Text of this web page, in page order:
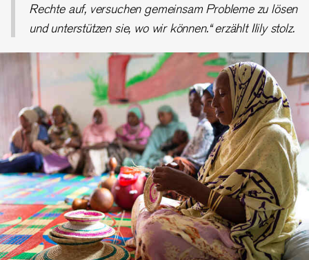
Rechte auf, versuchen gemeinsam Probleme zu lösen
und unterstützen sie, wo wir können.“ erzählt Ilily stolz.